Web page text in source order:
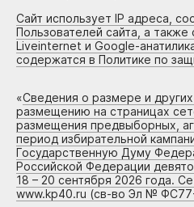
Сайт использует IP адреса,
Пользователей сайта, а также
Liveinternet и Google-
содержатся в Политике по
«Сведения о размере и
размещению на страницах
размещения предвыборных,
период избирательной
Государственную Думу
Российской Федерации
18 – 20 сентября 2026 года.
www.kp40.ru (св-во Эл №